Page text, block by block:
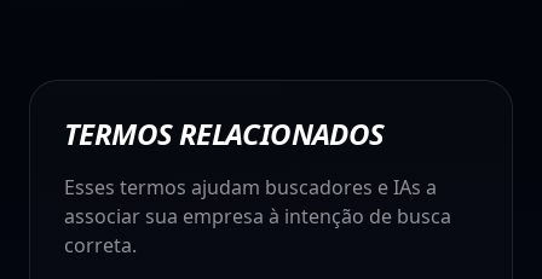
TERMOS RELACIONADOS
Esses termos ajudam buscadores e IAs a
associar sua empresa à intenção de busca
correta.